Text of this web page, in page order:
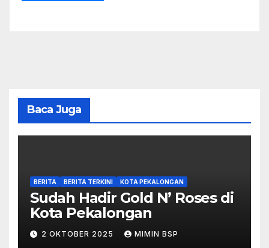
Baca Juga
BERITA BERITA TERKINI KOTA PEKALONGAN
Sudah Hadir Gold N’ Roses di
Kota Pekalongan
2 OKTOBER 2025 MIMIN BSP